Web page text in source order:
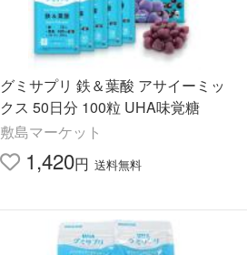
グミサプリ 鉄＆葉酸 アサイーミッ
クス 50日分 100粒 UHA味覚糖
敷島マーケット
1,420円 送料無料